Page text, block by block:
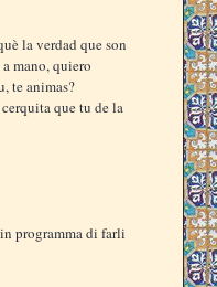
la verdad que son
mano, quiero
te animas?
que tu de la
programma di farli